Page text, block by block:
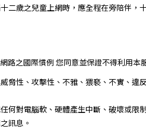
二歲之兒童上網時，應全程在旁陪伴，
路之國際慣例 您同意並保證不得利用本
脅性、攻擊性、不雅、猥褻、不實、
何對電腦軟、硬體產生中斷、破壞或限
訊息。